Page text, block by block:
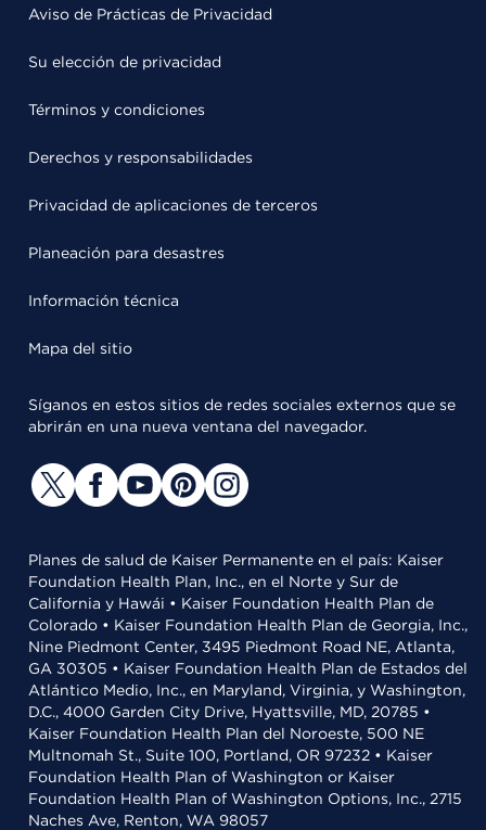
Aviso de Prácticas de Privacidad
Su elección de privacidad
Términos y condiciones
Derechos y responsabilidades
Privacidad de aplicaciones de terceros
Planeación para desastres
Información técnica
Mapa del sitio
Síganos en estos sitios de redes sociales externos que se
abrirán en una nueva ventana del navegador.
Planes de salud de Kaiser Permanente en el país: Kaiser
Foundation Health Plan, Inc., en el Norte y Sur de
California y Hawái • Kaiser Foundation Health Plan de
Colorado • Kaiser Foundation Health Plan de Georgia, Inc.,
Nine Piedmont Center, 3495 Piedmont Road NE, Atlanta,
GA 30305 • Kaiser Foundation Health Plan de Estados del
Atlántico Medio, Inc., en Maryland, Virginia, y Washington,
D.C., 4000 Garden City Drive, Hyattsville, MD, 20785 •
Kaiser Foundation Health Plan del Noroeste, 500 NE
Multnomah St., Suite 100, Portland, OR 97232 • Kaiser
Foundation Health Plan of Washington or Kaiser
Foundation Health Plan of Washington Options, Inc., 2715
Naches Ave, Renton, WA 98057